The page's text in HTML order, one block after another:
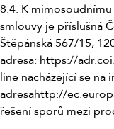
8.4. K
smlouvy je příslušná
Štěpánská 567/15,
adresa: https://
line nacházející se na
adresahttp://
řešení sporů mezi